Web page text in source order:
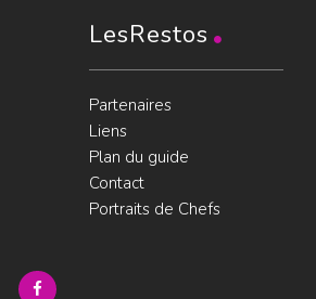
LesRestos
Partenaires
Liens
Plan du guide
Contact
Portraits de Chefs